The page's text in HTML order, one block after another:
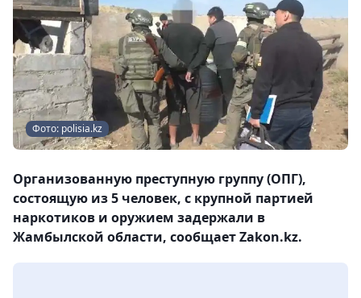
Фото: polisia.kz
Организованную преступную группу (ОПГ),
состоящую из 5 человек, с крупной партией
наркотиков и оружием задержали в
Жамбылской области, сообщает Zakon.kz.